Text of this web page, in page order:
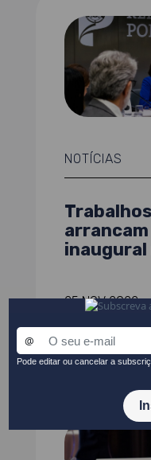
NOTÍCIAS
inaugural
25 NOV 2022